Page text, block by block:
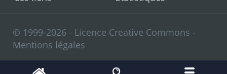
© 1999-2026 - Licence Creative Commons -
Mentions légales